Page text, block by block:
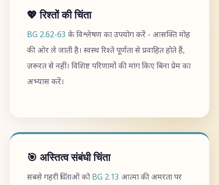
💖 रिश्तों की चिंता
BG 2.62-63 के विश्लेषण का उपयोग करें - आसक्ति मोह
की ओर ले जाती है। स्वस्थ रिश्ते पूर्णता से प्रवाहित होते हैं,
ज़रूरत से नहीं। विशिष्ट परिणामों की मांग किए बिना प्रेम का
अभ्यास करें।
🎯 अस्तित्व संबंधी चिंता
सबसे गहरी चिंताओं को BG 2.13 आत्मा की अमरता पर